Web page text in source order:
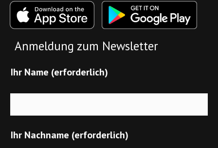
Anmeldung zum Newsletter
Ihr Name (erforderlich)
Ihr Nachname (erforderlich)